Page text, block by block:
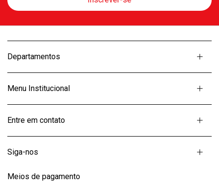
Departamentos
Menu Institucional
Entre em contato
Siga-nos
Meios de pagamento